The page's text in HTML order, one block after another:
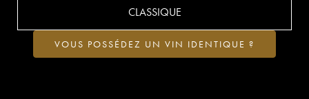
CLASSIQUE
VOUS POSSÉDEZ UN VIN IDENTIQUE ?